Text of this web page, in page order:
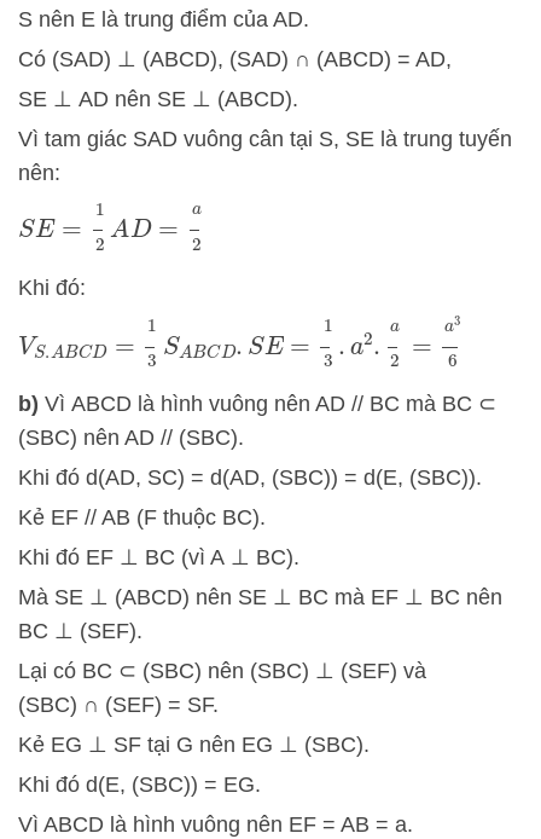
S nên E là trung điểm của AD.
Có (SAD) ⊥ (ABCD), (SAD) ∩ (ABCD) = AD,
SE ⊥ AD nên SE ⊥ (ABCD).
Vì tam giác SAD vuông cân tại S, SE là trung tuyến
nên:
SE= 2A D=
Khi đó:
VS =1 3 CD.S 3 2. a2 36
b) Vì ABCD là hình vuông nên AD // BC mà BC ⊂
(SBC) nên AD // (SBC).
Khi đó d(AD, SC) = d(AD, (SBC)) = d(E, (SBC)).
Kẻ EF // AB (F thuộc BC).
Khi đó EF ⊥ BC (vì A ⊥ BC).
Mà SE ⊥ (ABCD) nên SE ⊥ BC mà EF ⊥ BC nên
BC ⊥ (SEF).
Lại có BC ⊂ (SBC) nên (SBC) ⊥ (SEF) và
(SBC) ∩ (SEF) = SF.
Kẻ EG ⊥ SF tại G nên EG ⊥ (SBC).
Khi đó d(E, (SBC)) = EG.
Vì ABCD là hình vuông nên EF = AB = a.